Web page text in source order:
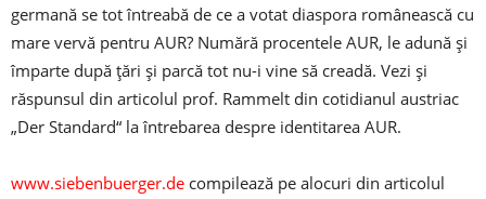
germană se tot întreabă de ce a votat diaspora românească cu
mare vervă pentru AUR? Numără procentele AUR, le adună și
împarte după țări și parcă tot nu-i vine să creadă. Vezi și
răspunsul din articolul prof. Rammelt din cotidianul austriac
„Der Standard“ la întrebarea despre identitarea AUR.
www.siebenbuerger.de compilează pe alocuri din articolul